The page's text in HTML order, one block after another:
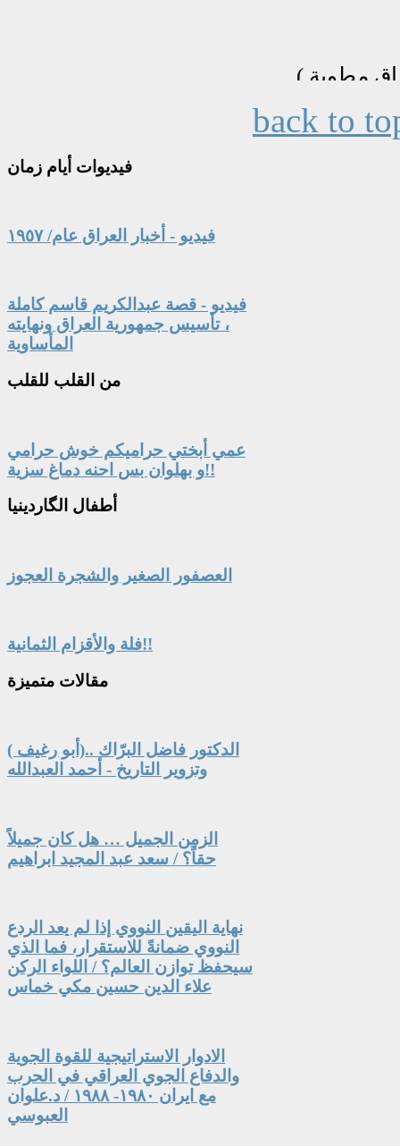
back to
فيديوات أيام زمان
فيديو - أخبار العراق عام/ ١٩٥٧
فيديو - قصة عبدالكريم قاسم كاملة
، تأسيس جمهورية العراق ونهايته
المأساوية
من القلب للقلب
عمي أبختي حراميكم خوش حرامي
و بهلوان بس احنه دماغ سزية!!
أطفال الگاردينيا
العصفور الصغير والشجرة العجوز
فلة والأقزام الثمانية!!
مقالات متميزة
الدكتور فاضل البرّاك ..(أبو رغيف )
وتزوير التاريخ - أحمد العبدالله
الزمن الجميل … هل كان جميلاً
حقاً؟ / سعد عبد المجيد ابراهيم
نهاية اليقين النووي إذا لم يعد الردع
النووي ضمانةً للاستقرار، فما الذي
سيحفظ توازن العالم؟ / اللواء الركن
علاء الدين حسين مكي خماس
الادوار الاستراتيجية للقوة الجوية
والدفاع الجوي العراقي في الحرب
مع ايران ١٩٨٠- ١٩٨٨ / د.علوان
العبوسي